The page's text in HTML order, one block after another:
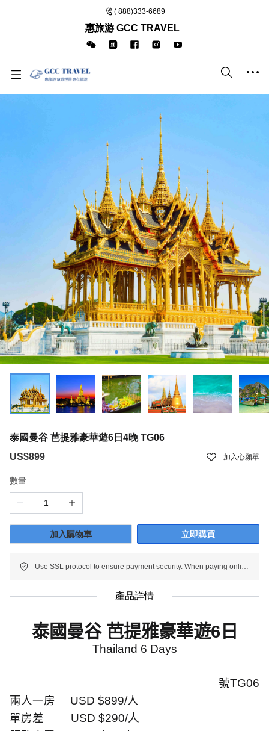
( 888)333-6689
惠旅游 GCC TRAVEL
泰國曼谷 芭提雅豪華遊6日4晚 TG06
US$899
加入心願單
數量
加入購物車 立即購買
Use SSL protocol to ensure payment security. When paying online, your payment information is protected.
產品詳情
泰國曼谷 芭提雅豪華遊6 日
Thailand 6 Days
號TG06
兩人一房
USD $899/人
單房差
USD $290/人